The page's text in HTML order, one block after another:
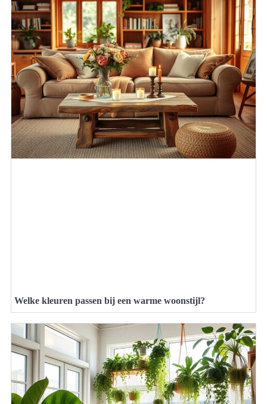
Welke kleuren passen bij een warme woonstijl?